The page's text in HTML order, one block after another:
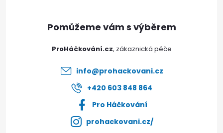
ProHáčkování.cz
info@prohackovani.cz
+420 603 848 864
Pro Háčkování
prohackovani.cz/